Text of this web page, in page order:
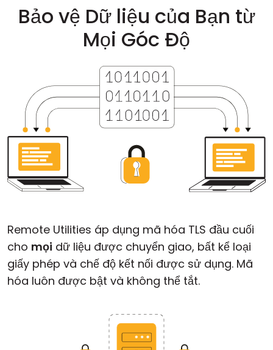
Bảo vệ Dữ liệu của Bạn từ
Mọi Góc Độ
Remote Utilities áp dụng mã hóa TLS đầu cuối
cho mọi dữ liệu được chuyển giao, bất kể loại
giấy phép và chế độ kết nối được sử dụng. Mã
hóa luôn được bật và không thể tắt.